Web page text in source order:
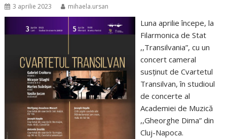
3 aprilie 2023 mihaela.ursan
Luna aprilie începe, la
Filarmonica de Stat
,,Transilvania”, cu un
concert cameral
susținut de Cvartetul
Transilvan, în studioul
de concerte al
Academiei de Muzică
,,Gheorghe Dima” din
Cluj-Napoca.